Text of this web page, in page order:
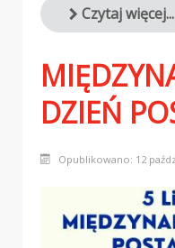
GZIK -a i BIESIADA
Czytaj więcej...
DZIEŃ
Opublikowano: 12